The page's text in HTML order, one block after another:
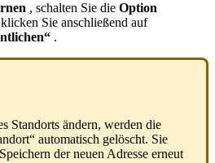
, schalten Sie die Option
Sie anschließend auf
.
Standorts ändern, werden die
automatisch gelöscht. Sie
der neuen Adresse erneut